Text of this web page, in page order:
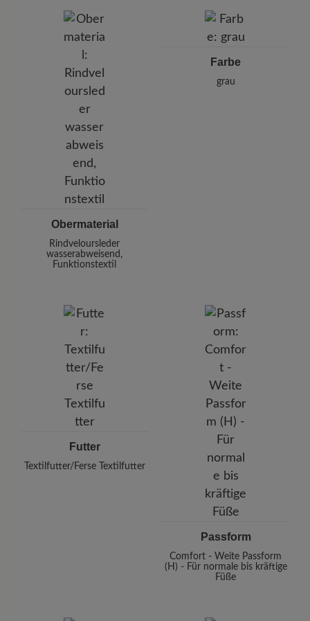
Pleidelsheimer Str. 15/1, 74321 Bietigheim-Bissingen,
E-mail:
Telefon: 0800 51 65 65 56 (gebührenfrei)
Obermaterial
Rindveloursleder
wasserabweisend,
Funktionstextil
Farbe
grau
Futter
Textilfutter/Ferse Textilfutter
Passform
Comfort - Weite Passform
(H) - Für normale bis kräftige
Füße